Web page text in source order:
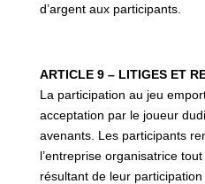
d’argent aux participants.
ARTICLE 9 – LITIGES ET
La participation au jeu
acceptation par le joueur
avenants. Les participants
l’entreprise organisatrice
résultant de leur